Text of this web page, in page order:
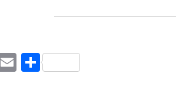
E S